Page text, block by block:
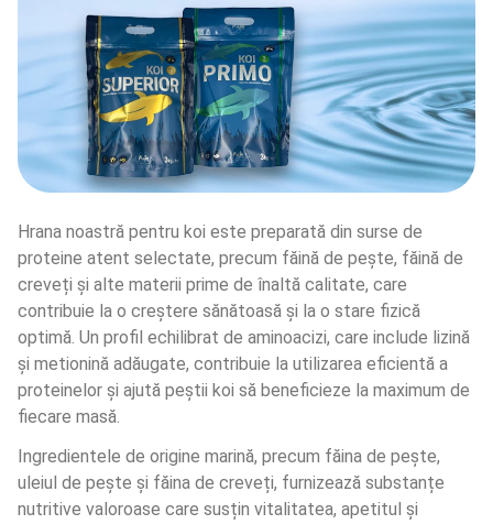
Hrana noastră pentru koi este preparată din surse de
proteine atent selectate, precum făină de pește, făină de
creveți și alte materii prime de înaltă calitate, care
contribuie la o creștere sănătoasă și la o stare fizică
optimă. Un profil echilibrat de aminoacizi, care include lizină
și metionină adăugate, contribuie la utilizarea eficientă a
proteinelor și ajută peștii koi să beneficieze la maximum de
fiecare masă.
Ingredientele de origine marină, precum făina de pește,
uleiul de pește și făina de creveți, furnizează substanțe
nutritive valoroase care susțin vitalitatea, apetitul și